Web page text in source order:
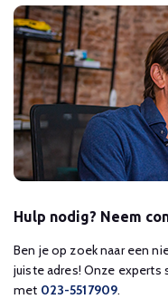
Hulp nodig? Neem
Ben je op zoek naar een
juiste adres! Onze experts
met 023-5517909.